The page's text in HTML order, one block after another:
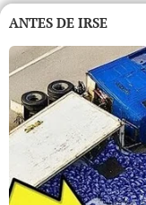
ANTES DE IRSE